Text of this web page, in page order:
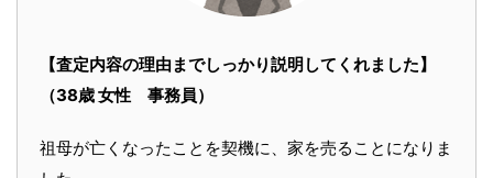
【査定内容の理由までしっかり説明してくれました】
（38歳 女性 事務員）
祖母が亡くなったことを契機に、家を売ることになりま